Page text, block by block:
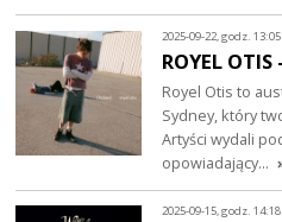
2025-09-22, godz. 13:05
ROYEL
Royel Otis to
Sydney, który
Artyści wydali
opowiadający…
2025-09-15, godz. 14:18